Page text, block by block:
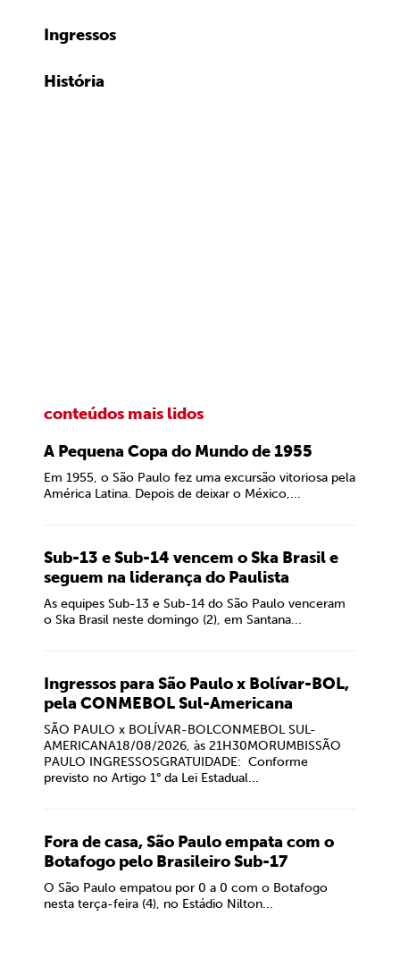
Ingressos
História
conteúdos mais lidos
A Pequena Copa do Mundo de 1955
Em 1955, o São Paulo fez uma excursão vitoriosa pela
América Latina. Depois de deixar o México,...
Sub-13 e Sub-14 vencem o Ska Brasil e
seguem na liderança do Paulista
As equipes Sub-13 e Sub-14 do São Paulo venceram
o Ska Brasil neste domingo (2), em Santana...
Ingressos para São Paulo x Bolívar-BOL,
pela CONMEBOL Sul-Americana
SÃO PAULO x BOLÍVAR-BOLCONMEBOL SUL-
AMERICANA18/08/2026, às 21H30MORUMBISSÃO
PAULO INGRESSOSGRATUIDADE: Conforme
previsto no Artigo 1° da Lei Estadual...
Fora de casa, São Paulo empata com o
Botafogo pelo Brasileiro Sub-17
O São Paulo empatou por 0 a 0 com o Botafogo
nesta terça-feira (4), no Estádio Nilton...